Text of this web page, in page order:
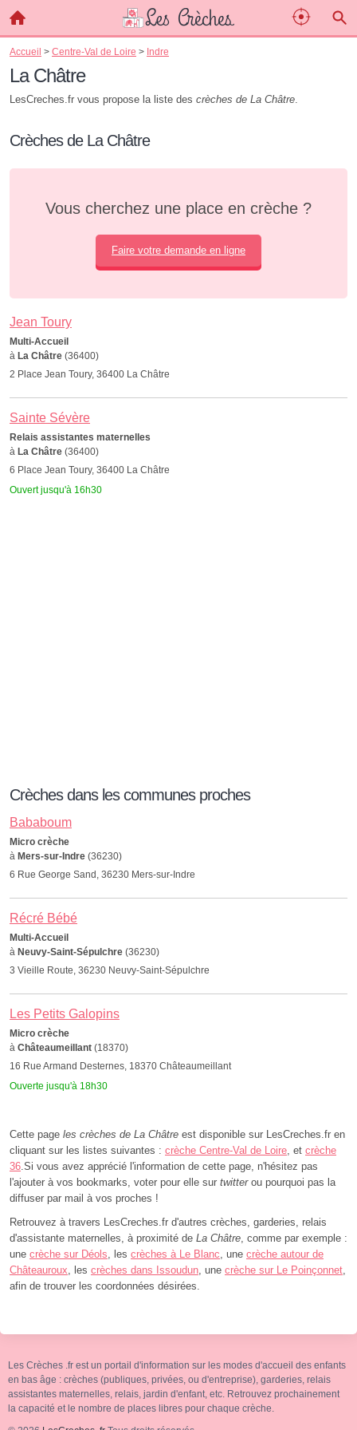
Accueil > Centre-Val de Loire > Indre
La Châtre
LesCreches.fr vous propose la liste des crèches de La Châtre.
Crèches de La Châtre
Vous cherchez une place en crèche ?
Faire votre demande en ligne
Jean Toury
Multi-Accueil
à La Châtre (36400)
2 Place Jean Toury, 36400 La Châtre
Sainte Sévère
Relais assistantes maternelles
à La Châtre (36400)
6 Place Jean Toury, 36400 La Châtre
Ouvert jusqu'à 16h30
Crèches dans les communes proches
Bababoum
Micro crèche
à Mers-sur-Indre (36230)
6 Rue George Sand, 36230 Mers-sur-Indre
Récré Bébé
Multi-Accueil
à Neuvy-Saint-Sépulchre (36230)
3 Vieille Route, 36230 Neuvy-Saint-Sépulchre
Les Petits Galopins
Micro crèche
à Châteaumeillant (18370)
16 Rue Armand Desternes, 18370 Châteaumeillant
Ouverte jusqu'à 18h30
Cette page les crèches de La Châtre est disponible sur LesCreches.fr en
cliquant sur les listes suivantes : crèche Centre-Val de Loire, et crèche
36.Si vous avez apprécié l'information de cette page, n'hésitez pas
l'ajouter à vos bookmarks, voter pour elle sur twitterou pourquoi pas la
diffuser par mail à vos proches !
Retrouvez à travers LesCreches.fr d'autres crèches, garderies, relais
d'assistante maternelles, à proximité de La Châtre, comme par exemple :
une crèche sur Déols, les crèches à Le Blanc, une crèche autour de
Châteauroux, les crèches dans Issoudun, une crèche sur Le Poinçonnet,
afin de trouver les coordonnées désirées.
Les Crèches .fr est un portail d'information sur les modes d'accueil des enfants
en bas âge : crèches (publiques, privées, ou d'entreprise), garderies, relais
assistantes maternelles, relais, jardin d'enfant, etc. Retrouvez prochainement
la capacité et le nombre de places libres pour chaque crèche.